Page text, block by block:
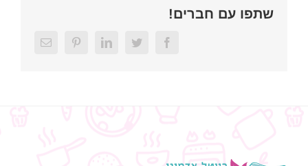
שתפו עם חברים!
Facebook
Twitter
LinkedIn
Pinterest
Email